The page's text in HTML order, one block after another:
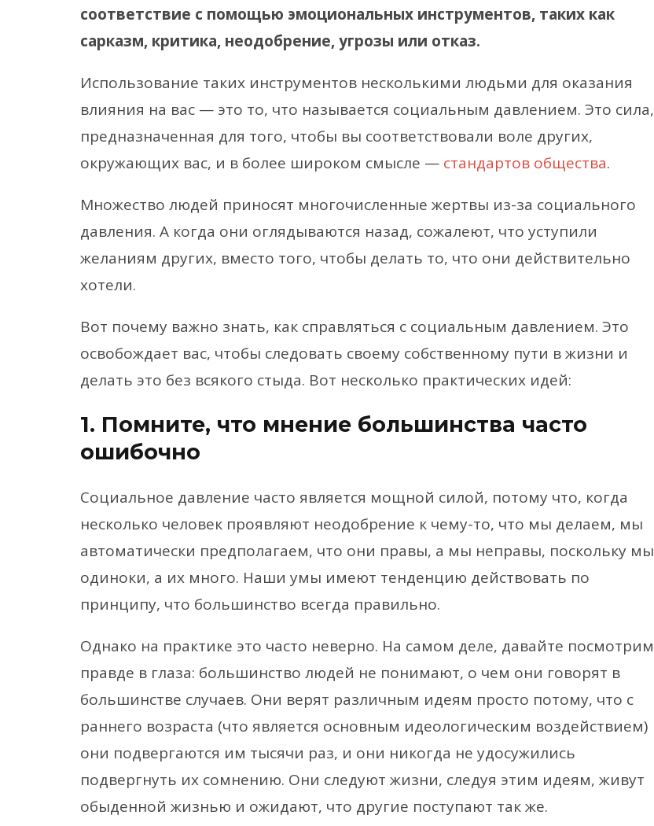
соответствие с помощью эмоциональных инструментов, таких как
сарказм, критика, неодобрение, угрозы или отказ.
Использование таких инструментов несколькими людьми для оказания
влияния на вас — это то, что называется социальным давлением. Это сила,
предназначенная для того, чтобы вы соответствовали воле других,
окружающих вас, и в более широком смысле — стандартов общества.
Множество людей приносят многочисленные жертвы из-за социального
давления. А когда они оглядываются назад, сожалеют, что уступили
желаниям других, вместо того, чтобы делать то, что они действительно
хотели.
Вот почему важно знать, как справляться с социальным давлением. Это
освобождает вас, чтобы следовать своему собственному пути в жизни и
делать это без всякого стыда. Вот несколько практических идей:
1. Помните, что мнение большинства часто
ошибочно
Социальное давление часто является мощной силой, потому что, когда
несколько человек проявляют неодобрение к чему-то, что мы делаем, мы
автоматически предполагаем, что они правы, а мы неправы, поскольку мы
одиноки, а их много. Наши умы имеют тенденцию действовать по
принципу, что большинство всегда правильно.
Однако на практике это часто неверно. На самом деле, давайте посмотрим
правде в глаза: большинство людей не понимают, о чем они говорят в
большинстве случаев. Они верят различным идеям просто потому, что с
раннего возраста (что является основным идеологическим воздействием)
они подвергаются им тысячи раз, и они никогда не удосужились
подвергнуть их сомнению. Они следуют жизни, следуя этим идеям, живут
обыденной жизнью и ожидают, что другие поступают так же.